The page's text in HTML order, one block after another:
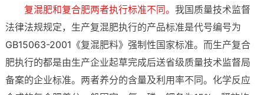
复混肥和复合肥两者执行标准不同。 我国质量技术监督
法律法规规定，生产复混肥执行的产品标准是代号编号为
GB15063-2001《复混肥料》强制性国家标准。而生产复合
肥执行的都是由生产企业起草完成后送省级质量技术监督局
备案的企业标准。两者养分的含量及利用率不同。化学反应